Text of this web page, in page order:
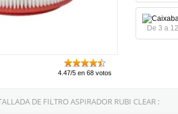
4.47/5 en 68 votos
De 3 a
DE FILTRO ASPIRADOR RUBI CLEAR :